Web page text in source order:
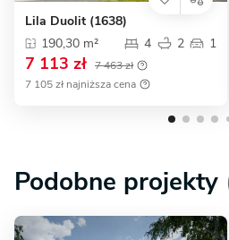
Lila Duolit (1638)
190,30 m²
4 2 1
7 113 zł 7 463 zł
7 105 zł najniższa cena
Podobne projekty